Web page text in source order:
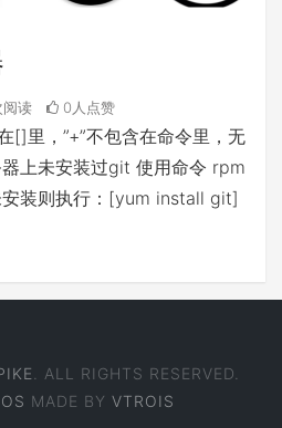
读 0人点赞
[]里，”+”不包含在命令里，无
上未安装过git 使用命令 rpm
装则执行：[yum install git]
. ALL RIGHTS RESERVED.
MADE BY VTROIS